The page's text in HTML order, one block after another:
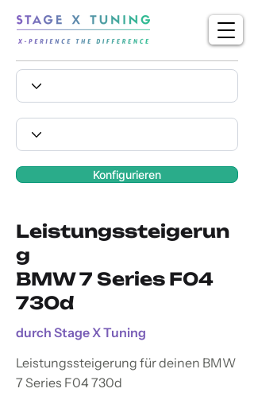
Konfigurieren
Leistungssteigerun
g
BMW 7 Series F04
730d
durch Stage X Tuning
Leistungssteigerung für deinen BMW
7 Series F04 730d